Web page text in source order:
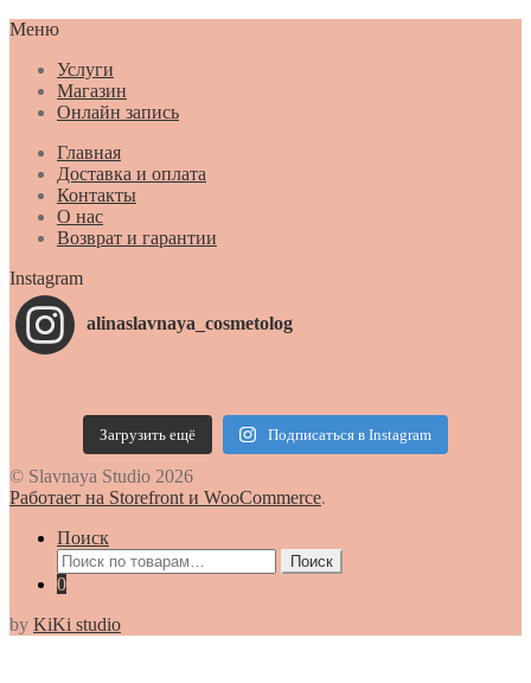
Меню
Услуги
Магазин
Онлайн запись
Главная
Доставка и оплата
Контакты
О нас
Возврат и гарантии
Instagram
alinaslavnaya_cosmetolog
Загрузить ещё Подписаться в Instagram
© Slavnaya Studio 2026
Работает на Storefront и WooCommerce.
Поиск
Искать:
Поиск
0
by KiKi studio